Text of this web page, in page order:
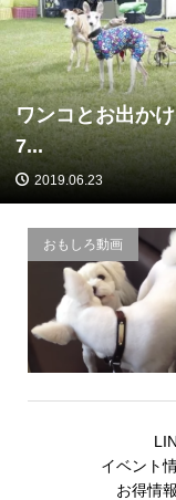
ワンコとお出か
7...
2019.06.23
おもしろ動画
イベント
お得情